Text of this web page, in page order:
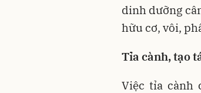
dinh dưỡng
hữu cơ, vôi,
Tỉa cành, tạo
Việc tỉa cành